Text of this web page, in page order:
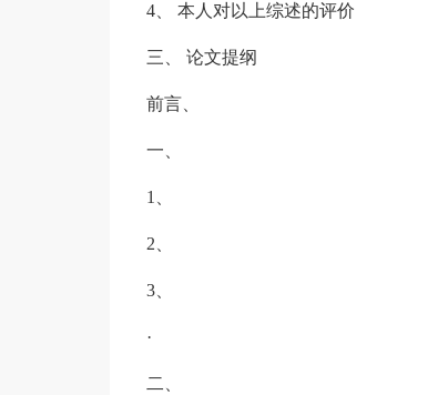
4、 本人对以上综述的评价
三、 论文提纲
前言、
一、
1、
2、
3、
·
二、